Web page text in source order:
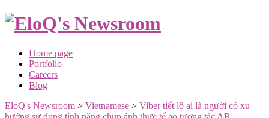
Skip
Home page
Portfolio
Careers
Blog
EloQ's Newsroom > Vietnamese > Viber tiết lộ ai là người có xu